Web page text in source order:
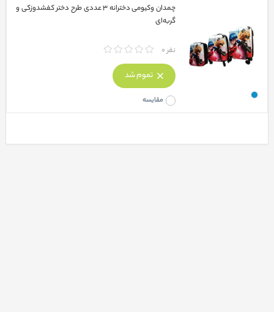
چمدان وکیومی دخترانه ۳ عددی طرح دختر کفشدوزکی و
گربه‌ای
نفر 0
مقایسه
تموم شد